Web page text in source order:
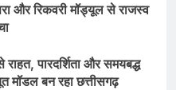
और रिकवरी मॉड्यूल से राजस्व
पारदर्शिता और समयबद्ध
मॉडल बन रहा छत्तीसगढ़